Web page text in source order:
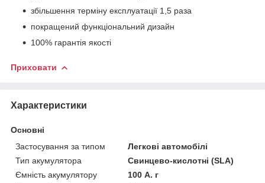
збільшення терміну експлуатації 1,5 раза
покращений функціональний дизайн
100% гарантія якості
Приховати
Характеристики
Основні
Застосування за типом
Легкові автомобілі
Тип акумулятора
Свинцево-кислотні (SLA)
Ємність акумулятору
100 А. г